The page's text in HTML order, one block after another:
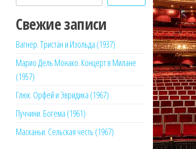
Свежие записи
Вагнер. Тристан и Изольда (1937)
Марио Дель Монако. Концерт в Милане
(1957)
Глюк. Орфей и Эвридика (1967)
Пуччини. Богема (1961)
Масканьи. Сельская честь (1967)